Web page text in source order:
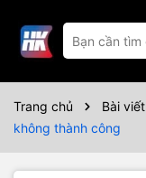
Trang chủ Bài viết
không thành công